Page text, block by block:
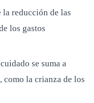
la reducción de las
los gastos
se suma a
como la crianza de los